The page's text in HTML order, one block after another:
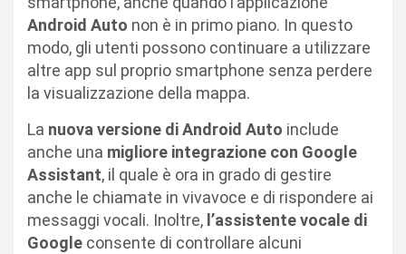
Android Auto non è in primo piano. In questo
modo, gli utenti possono continuare a utilizzare
altre app sul proprio smartphone senza perdere
la visualizzazione della mappa.
La nuova versione di Android Auto include
anche una migliore integrazione con Google
Assistant, il quale è ora in grado di gestire
anche le chiamate in vivavoce e di rispondere ai
messaggi vocali. Inoltre, l’assistente vocale di
Google consente di controllare alcuni